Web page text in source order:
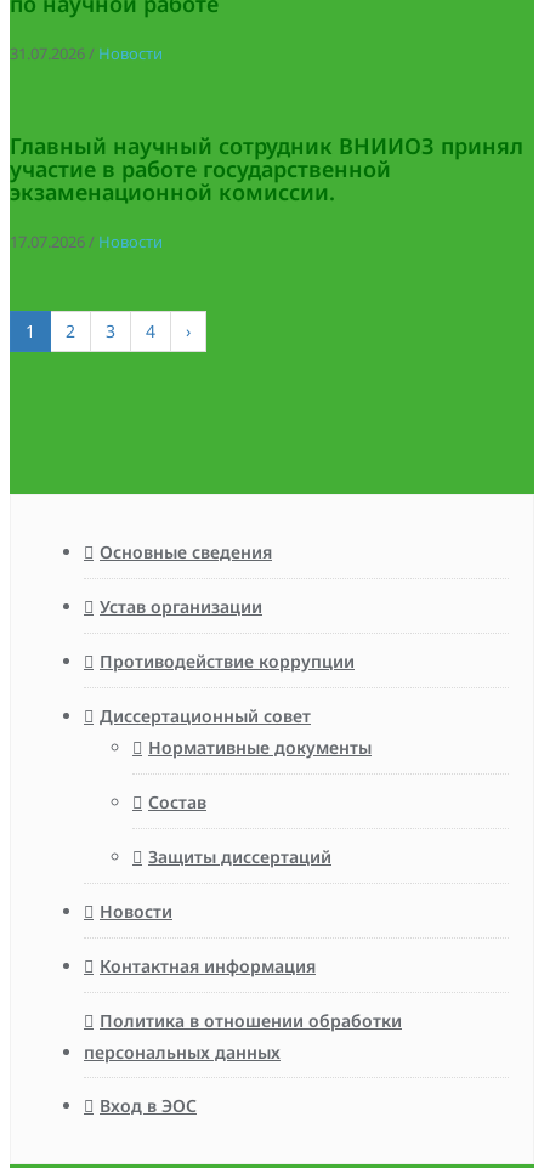
31.07.2026/ Новости
Главный научный сотрудник ВНИИОЗ принял
участие в работе государственной
экзаменационной комиссии.
17.07.2026/ Новости
1 2 3 4 ›
Основные сведения
Устав организации
Противодействие коррупции
Диссертационный совет
Нормативные документы
Состав
Защиты диссертаций
Новости
Контактная информация
Политика в отношении обработки
персональных данных
Вход в ЭОС